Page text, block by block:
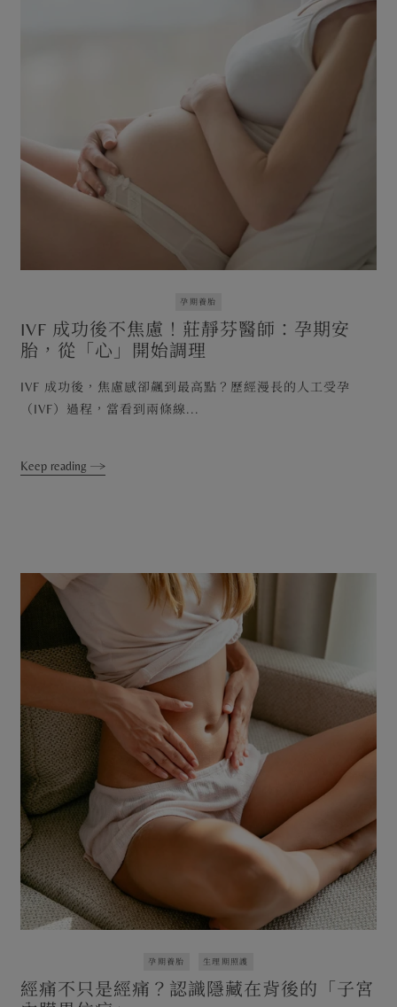
孕期養胎
IVF 成功後不焦慮！莊靜芬醫師：孕期安
胎，從「心」開始調理
IVF 成功後，焦慮感卻飆到最高點？歷經漫長的人工受孕
（IVF）過程，當看到兩條線...
Keep reading
孕期養胎 生理期照護
經痛不只是經痛？認識隱藏在背後的「子宮